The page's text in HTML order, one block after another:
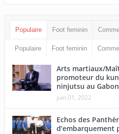
Populaire Foot feminin
Populaire Foot feminin
Arts martiaux/
promoteur du
ninjutsu au
juin 01, 2022
Echos des
d’embarquement